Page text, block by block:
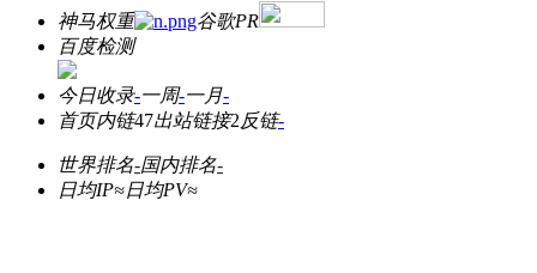
神马权重
谷歌PR
百度检测
今日收录-一周-一月-
首页内链47出站链接2反链-
世界排名-国内排名-
日均IP≈日均PV≈